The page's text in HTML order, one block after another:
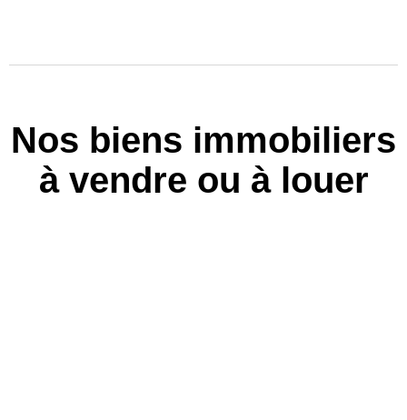
Nos biens immobiliers
à vendre ou à louer